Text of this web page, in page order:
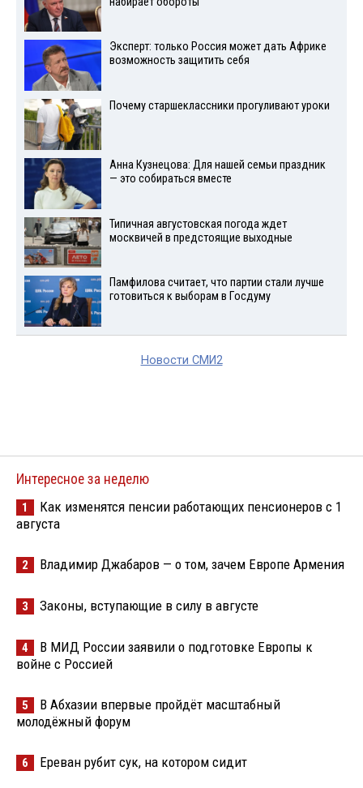
Эксперт: только Россия может дать Африке
возможность защитить себя
Почему старшеклассники прогуливают уроки
Анна Кузнецова: Для нашей семьи праздник
— это собираться вместе
Типичная августовская погода ждет
москвичей в предстоящие выходные
Памфилова считает, что партии стали лучше
готовиться к выборам в Госдуму
Новости СМИ2
Интересное за неделю
1
Как изменятся пенсии работающих пенсионеров с 1
августа
2 Владимир Джабаров — о том, зачем Европе Армения
3 Законы, вступающие в силу в августе
4
В МИД России заявили о подготовке Европы к
войне с Россией
5
В Абхазии впервые пройдёт масштабный
молодёжный форум
6 Ереван рубит сук, на котором сидит